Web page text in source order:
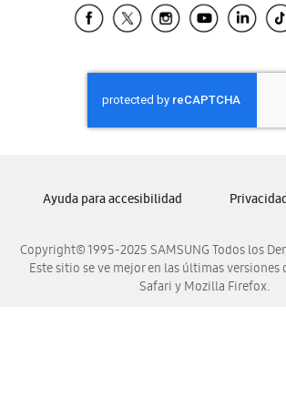
Samsung El Salvador
Samsung Honduras
Samsung Nicaragua
Samsung Panamá
Samsung Venezuela
Copyright© 1995-2025 SAMSUNG Todos los
Este sitio se ve mejor en las últimas versiones
Safari y Mozilla Firefox.
Ayuda para accesibilidad